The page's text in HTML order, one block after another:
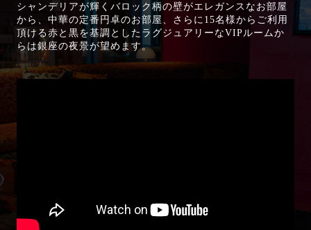
シャンデリアが輝くバロック柄の壁がエレガンスなお部屋
から、中華の定番円卓のお部屋、さらに15名様からご利用
頂ける赤と黒を基調としたラグジュアリーなVIPルームか
らは銀座の夜景が望めます。